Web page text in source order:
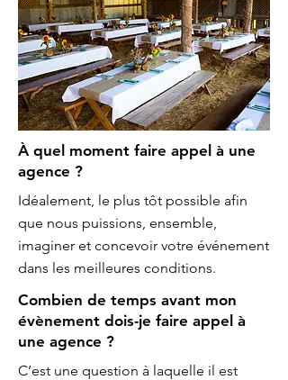
À quel moment faire appel à une
agence ?
Idéalement, le plus tôt possible afin
que nous puissions, ensemble,
imaginer et concevoir votre événement
dans les meilleures conditions.
Combien de temps avant mon
évènement dois-je faire appel à
une agence ?
C’est une question à laquelle il est